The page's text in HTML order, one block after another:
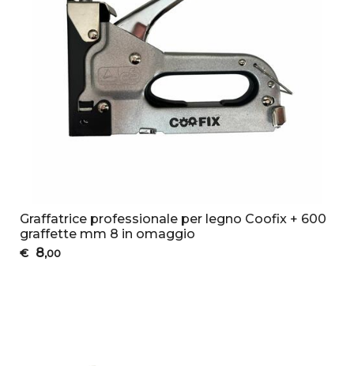
Graffatrice professionale per legno Coofix + 600
graffette mm 8 in omaggio
€ 8,00